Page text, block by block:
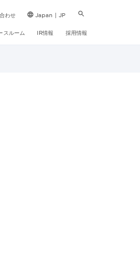
わせ Japan | JP
スルーム IR情報 採用情報